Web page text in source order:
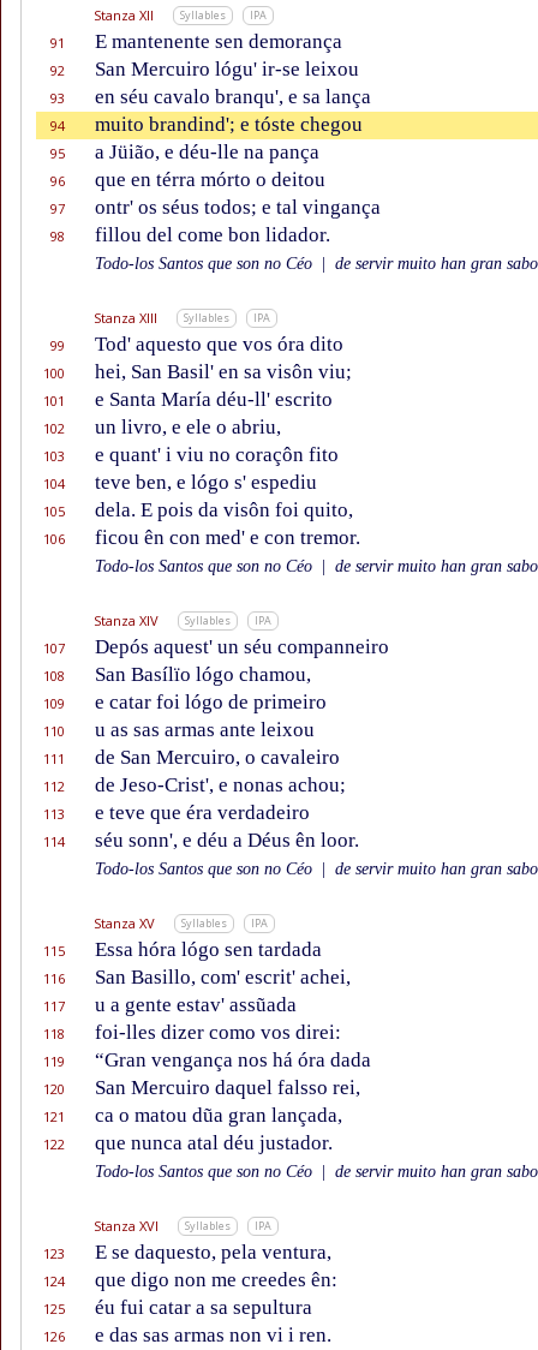
Stanza XII Syllables IPA
91 E mantenente sen demorança
92 San Mercuiro lógu' ir-se leixou
93 en séu cavalo branqu', e sa lança
94 muito brandind'; e tóste chegou
95 a Jüião, e déu-lle na pança
96 que en térra mórto o deitou
97 ontr' os séus todos; e tal vingança
98 fillou del come bon lidador.
Todo-los Santos que son no Céo de servir muito han gran
Stanza XIII Syllables IPA
99 Tod' aquesto que vos óra dito
100 hei, San Basil' en sa visôn viu;
101 e Santa María déu-ll' escrito
102 un livro, e ele o abriu,
103 e quant' i viu no coraçôn fito
104 teve ben, e lógo s' espediu
105 dela. E pois da visôn foi quito,
106 ficou ên con med' e con tremor.
Todo-los Santos que son no Céo de servir muito han gran
Stanza XIV Syllables IPA
107 Depós aquest' un séu companneiro
108 San Basílïo lógo chamou,
109 e catar foi lógo de primeiro
110 u as sas armas ante leixou
111 de San Mercuiro, o cavaleiro
112 de Jeso-Crist', e nonas achou;
113 e teve que éra verdadeiro
114 séu sonn', e déu a Déus ên loor.
Todo-los Santos que son no Céo de servir muito han gran
Stanza XV Syllables IPA
115 Essa hóra lógo sen tardada
116 San Basillo, com' escrit' achei,
117 u a gente estav' assũada
118 foi-lles dizer como vos direi:
119 “Gran vengança nos há óra dada
120 San Mercuiro daquel falsso rei,
121 ca o matou dũa gran lançada,
122 que nunca atal déu justador.
Todo-los Santos que son no Céo de servir muito han gran
Stanza XVI Syllables IPA
123 E se daquesto, pela ventura,
124 que digo non me creedes ên:
125 éu fui catar a sa sepultura
126 e das sas armas non vi i ren.